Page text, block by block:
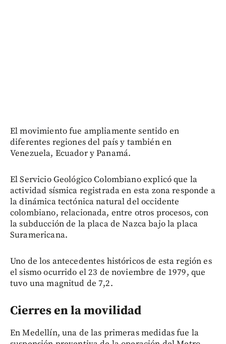
El movimiento fue ampliamente sentido en
diferentes regiones del país y también en
Venezuela, Ecuador y Panamá.
El Servicio Geológico Colombiano explicó que la
actividad sísmica registrada en esta zona responde a
la dinámica tectónica natural del occidente
colombiano, relacionada, entre otros procesos, con
la subducción de la placa de Nazca bajo la placa
Suramericana.
Uno de los antecedentes históricos de esta región es
el sismo ocurrido el 23 de noviembre de 1979, que
tuvo una magnitud de 7,2.
Cierres en la movilidad
En Medellín, una de las primeras medidas fue la